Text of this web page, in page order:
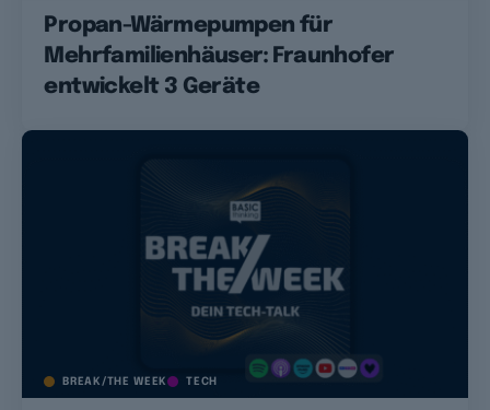
Propan-Wärmepumpen für
Mehrfamilienhäuser: Fraunhofer
entwickelt 3 Geräte
BREAK/THE WEEK TECH